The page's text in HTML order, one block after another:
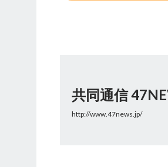
共同通信
http://www.47news.jp/